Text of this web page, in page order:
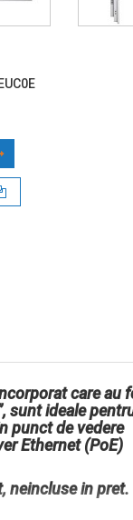
care au
sunt ideale
punct de vedere
Ethernet (PoE)
neincluse in pret.